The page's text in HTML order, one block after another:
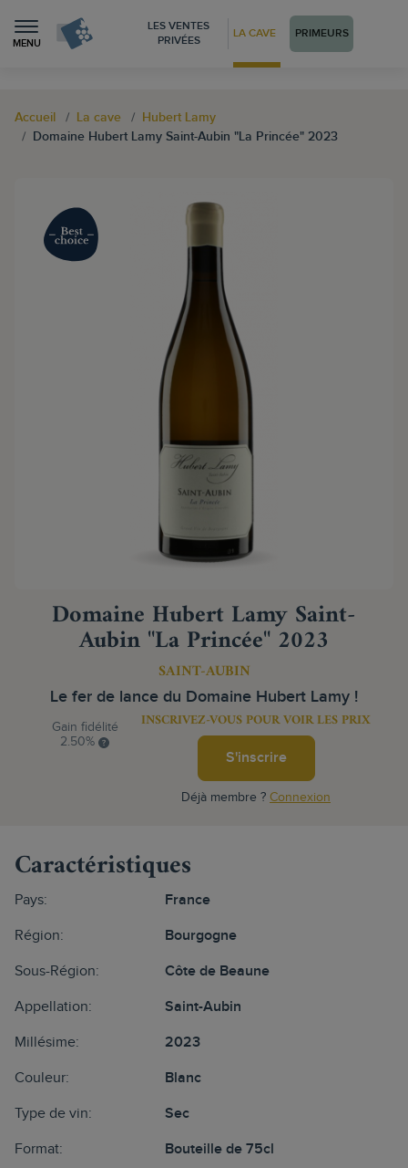
MENU
LES VENTES
PRIVÉES
LA CAVE PRIMEURS
Accueil La cave
Hubert Lamy
Domaine Hubert Lamy Saint-Aubin "La Princée" 2023
Domaine Hubert Lamy Saint-
Aubin "La Princée" 2023
SAINT-AUBIN
Le fer de lance du Domaine Hubert Lamy !
Gain fidélité
2.50%
INSCRIVEZ-VOUS POUR VOIR LES PRIX
S'inscrire
Déjà membre ? Connexion
Caractéristiques
Pays: France
Région: Bourgogne
Sous-Région: Côte de Beaune
Appellation: Saint-Aubin
Millésime: 2023
Couleur: Blanc
Type de vin: Sec
Format: Bouteille de 75cl